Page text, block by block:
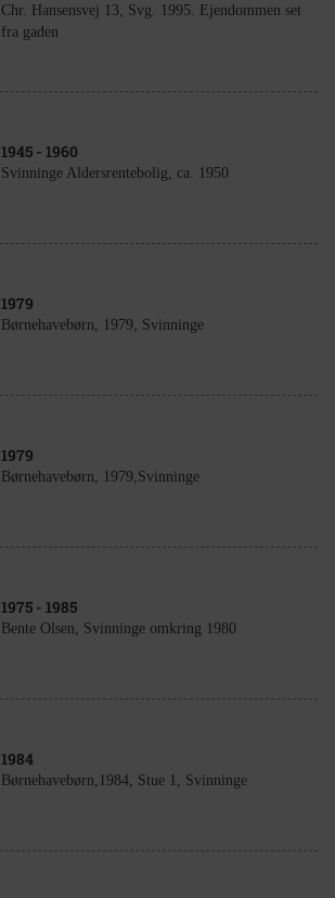
Chr. Hansensvej 13, Svg. 1995. Ejendommen set
fra gaden
1945 - 1960
Svinninge Aldersrentebolig, ca. 1950
1979
Børnehavebørn, 1979, Svinninge
1979
Børnehavebørn, 1979,Svinninge
1975 - 1985
Bente Olsen, Svinninge omkring 1980
1984
Børnehavebørn,1984, Stue 1, Svinninge